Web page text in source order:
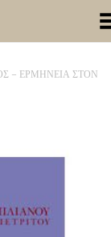
Toggle
– ΕΡΜΗΝΕΙΑ ΣΤΟΝ